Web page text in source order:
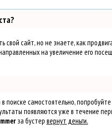
свой сайт, но не знаете, как
на увеличение его
поиске самостоятельно,
появляются уже в течение
за бустер вернут деньги.